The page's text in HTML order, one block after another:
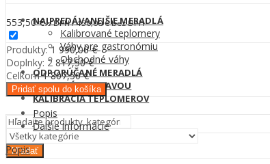
NAJPREDÁVANEJŠIE MERADLÁ
Kalibrované teplomery
Váhy pre gastronómiu
Obchodné váhy
ODPORÚČANÉ MERADLÁ
MERADLÁ SO ZĽAVOU
KALIBRÁCIA TEPLOMEROV
Hľadať
553,50€ s DPH /450,00€bez DPH
Produkty: 1 990,00€
Doplnky: 2 817,50€
Celkom 1 807,50€
Pridať spolu do košíka
Popis
Ďalšie informácie
Popis